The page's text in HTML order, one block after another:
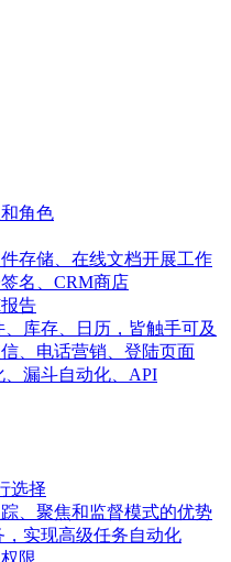
角色
存储、在线文档开展工作
名、CRM商店
告
库存、日历，皆触手可及
、电话营销、登陆页面
漏斗自动化、API
选择
、聚焦和监督模式的优势
实现高级任务自动化
限